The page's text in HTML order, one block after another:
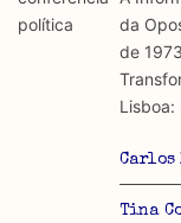
académicos.
Limitações
A lista procura
a algumas das
discurso e uso
uma censura
constitutiva do
Regulatória
política
da
de
Lisboa:
Tina